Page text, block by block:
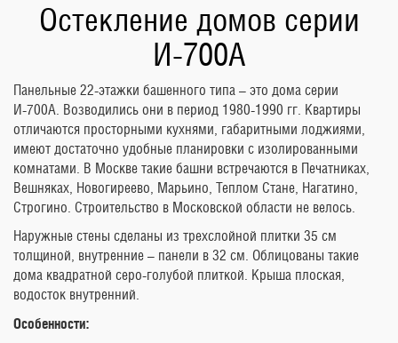
Остекление домов серии
И-700А
Панельные 22-этажки башенного типа – это дома серии
И-700А. Возводились они в период 1980-1990 гг. Квартиры
отличаются просторными кухнями, габаритными лоджиями,
имеют достаточно удобные планировки с изолированными
комнатами. В Москве такие башни встречаются в Печатниках,
Вешняках, Новогиреево, Марьино, Теплом Стане, Нагатино,
Строгино. Строительство в Московской области не велось.
Наружные стены сделаны из трехслойной плитки 35 см
толщиной, внутренние – панели в 32 см. Облицованы такие
дома квадратной серо-голубой плиткой. Крыша плоская,
водосток внутренний.
Особенности: